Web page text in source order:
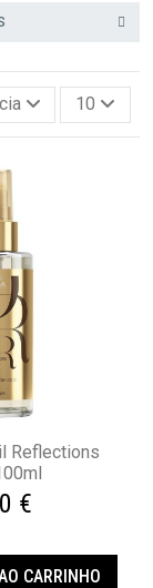
10
Reflections
€
CARRINHO